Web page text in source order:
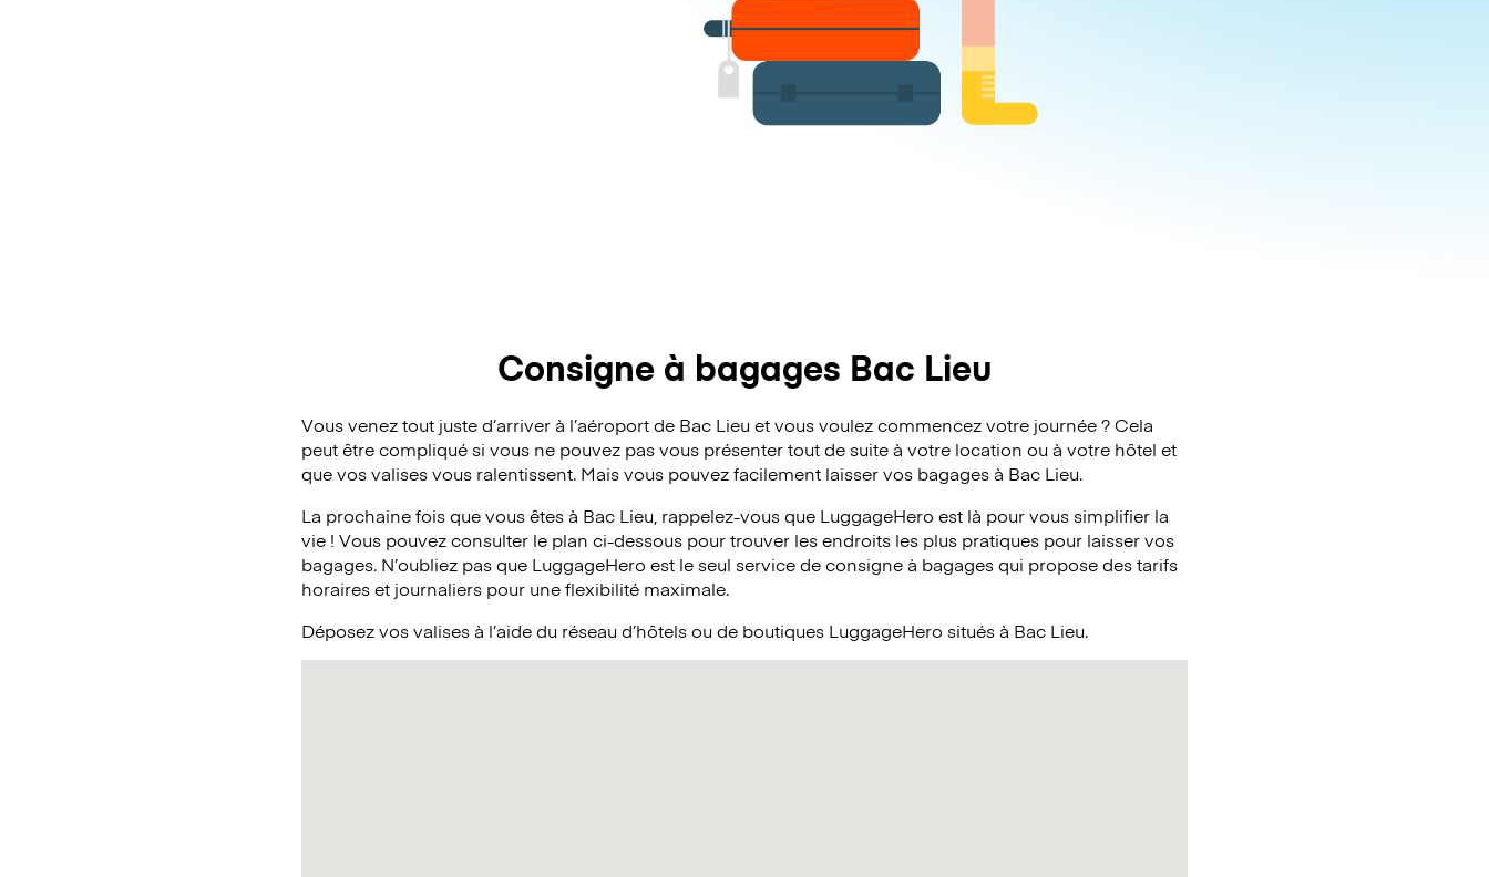
Consigne à bagages Bac Lieu
Vous venez tout juste d’arriver à l’aéroport de Bac Lieu et vous voulez commencez votre journée ? Cela
peut être compliqué si vous ne pouvez pas vous présenter tout de suite à votre location ou à votre hôtel et
que vos valises vous ralentissent. Mais vous pouvez facilement laisser vos bagages à Bac Lieu.
La prochaine fois que vous êtes à Bac Lieu, rappelez-vous que LuggageHero est là pour vous simplifier la
vie ! Vous pouvez consulter le plan ci-dessous pour trouver les endroits les plus pratiques pour laisser vos
bagages. N’oubliez pas que LuggageHero est le seul service de consigne à bagages qui propose des tarifs
horaires et journaliers pour une flexibilité maximale.
Déposez vos valises à l’aide du réseau d’hôtels ou de boutiques LuggageHero situés à Bac Lieu.